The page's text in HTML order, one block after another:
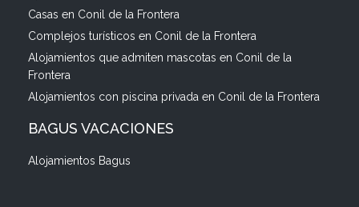
Casas en Conil de la Frontera
Complejos turísticos en Conil de la Frontera
Alojamientos que admiten mascotas en Conil de la
Frontera
Alojamientos con piscina privada en Conil de la Frontera
BAGUS VACACIONES
Alojamientos Bagus